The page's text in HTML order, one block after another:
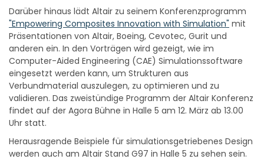
Darüber hinaus lädt Altair zu seinem Konferenzprogramm
"Empowering Composites Innovation with Simulation" mit
Präsentationen von Altair, Boeing, Cevotec, Gurit und
anderen ein. In den Vorträgen wird gezeigt, wie im
Computer-Aided Engineering (CAE) Simulationssoftware
eingesetzt werden kann, um Strukturen aus
Verbundmaterial auszulegen, zu optimieren und zu
validieren. Das zweistündige Programm der Altair Konferenz
findet auf der Agora Bühne in Halle 5 am 12. März ab 13.00
Uhr statt.
Herausragende Beispiele für simulationsgetriebenes Design
werden auch am Altair Stand G97 in Halle 5 zu sehen sein.